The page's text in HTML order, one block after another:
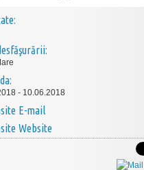
- 10.06.2018
E-mail
Website